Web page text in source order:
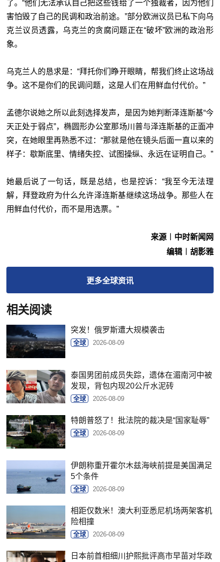
了。“他们无法承认自己把这些钱给了一个独裁者，因为他们
害怕毁了自己的民调和政治前途。”部分欧洲议员已私下向乌
克兰议员透露，乌克兰的贪腐问题正在“破坏”欧洲的政治形
象。
乌克兰人的恳求是：“拜托你们睁开眼睛，帮我们终止这场战
争。这不是你们的民调问题，这是人们在用鲜血付代价。”
孟德尔说她之所以此刻选择发声，是因为她判断泽连斯基“今
天正处于弱点”，椭圆形办公室那场川普与泽连斯基的正面冲
突，在她眼里再熟悉不过：“那就是他在镜头后面一直以来的
样子：歇斯底里、情绪失控、试图操纵、永远在证明自己。”
她最后说了一句话，既是总结，也是控诉：“我至今无法理
解，拜登政府为什么允许泽连斯基继续这场战争。那些人在
用鲜血付代价，而不是用选票。”
来源︱中时新闻网
编辑︱胡影雅
更多全球资讯
相关阅读
突发！俄罗斯遭大规模袭击
全球 2026-08-09
泰国男团前成员失踪，遗体在湄南河中被
发现，背包内现20公斤水泥砖
全球 2026-08-09
特朗普怒了！批法院的裁决是“国家耻辱”
全球 2026-08-09
伊朗称重开霍尔木兹海峡前提是美国满足
5个条件
全球 2026-08-09
相距仅数米！澳大利亚悉尼机场两架客机
险相撞
全球 2026-08-09
日本前首相细川护熙批评高市早苗对华政